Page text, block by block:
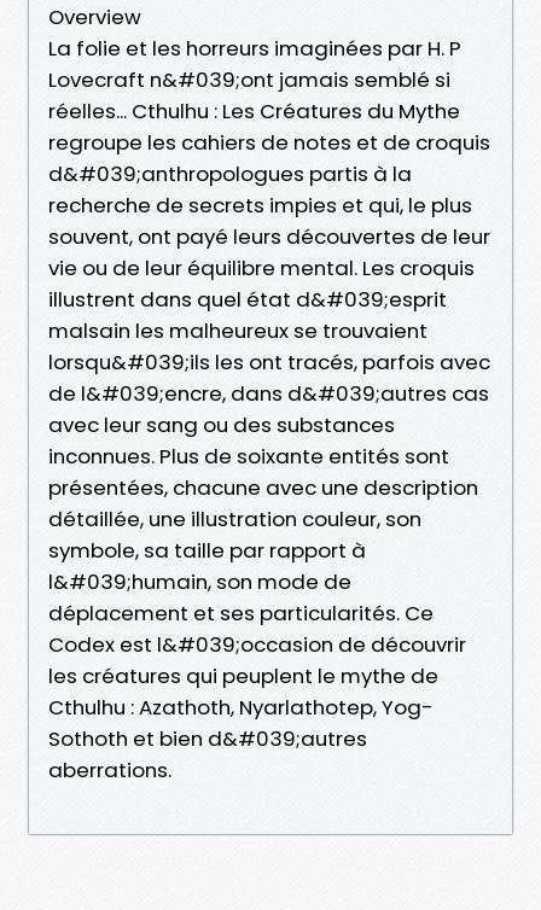
Overview
La folie et les horreurs imaginées par H. P
Lovecraft n&#039;ont jamais semblé si
réelles... Cthulhu : Les Créatures du Mythe
regroupe les cahiers de notes et de croquis
d&#039;anthropologues partis à la
recherche de secrets impies et qui, le plus
souvent, ont payé leurs découvertes de leur
vie ou de leur équilibre mental. Les croquis
illustrent dans quel état d&#039;esprit
malsain les malheureux se trouvaient
lorsqu&#039;ils les ont tracés, parfois avec
de l&#039;encre, dans d&#039;autres cas
avec leur sang ou des substances
inconnues. Plus de soixante entités sont
présentées, chacune avec une description
détaillée, une illustration couleur, son
symbole, sa taille par rapport à
l&#039;humain, son mode de
déplacement et ses particularités. Ce
Codex est l&#039;occasion de découvrir
les créatures qui peuplent le mythe de
Cthulhu : Azathoth, Nyarlathotep, Yog-
Sothoth et bien d&#039;autres
aberrations.